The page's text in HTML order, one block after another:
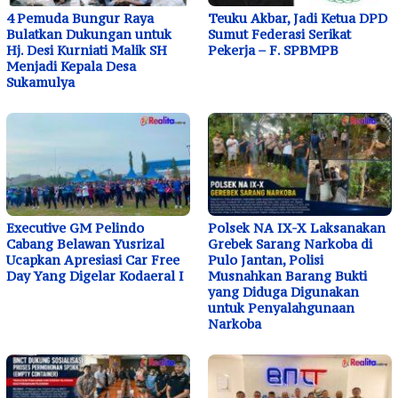
4 Pemuda Bungur Raya
Bulatkan Dukungan untuk
Hj. Desi Kurniati Malik SH
Menjadi Kepala Desa
Sukamulya
Teuku Akbar, Jadi Ketua DPD
Sumut Federasi Serikat
Pekerja – F. SPBMPB
Executive GM Pelindo
Cabang Belawan Yusrizal
Ucapkan Apresiasi Car Free
Day Yang Digelar Kodaeral I
Polsek NA IX-X Laksanakan
Grebek Sarang Narkoba di
Pulo Jantan, Polisi
Musnahkan Barang Bukti
yang Diduga Digunakan
untuk Penyalahgunaan
Narkoba